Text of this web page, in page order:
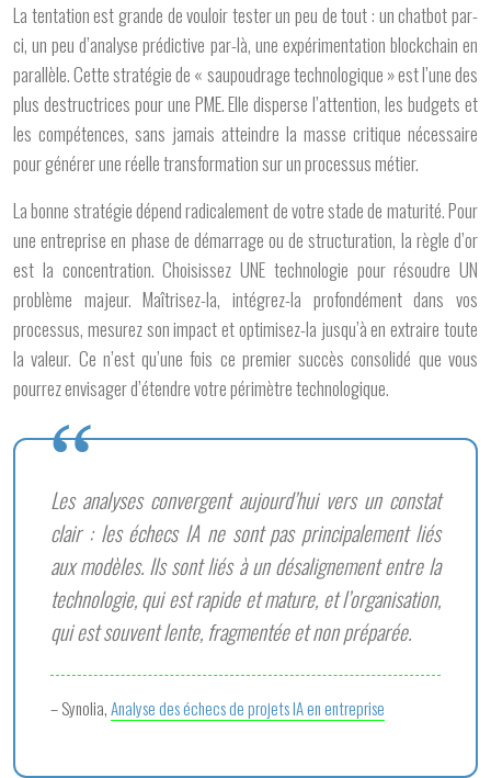
La tentation est grande de vouloir tester un peu de tout : un chatbot par-
ci, un peu d’analyse prédictive par-là, une expérimentation blockchain en
parallèle. Cette stratégie de « saupoudrage technologique » est l’une des
plus destructrices pour une PME. Elle disperse l’attention, les budgets et
les compétences, sans jamais atteindre la masse critique nécessaire
pour générer une réelle transformation sur un processus métier.
La bonne stratégie dépend radicalement de votre stade de maturité. Pour
une entreprise en phase de démarrage ou de structuration, la règle d’or
est la concentration. Choisissez UNE technologie pour résoudre UN
problème majeur. Maîtrisez-la, intégrez-la profondément dans vos
processus, mesurez son impact et optimisez-la jusqu’à en extraire toute
la valeur. Ce n’est qu’une fois ce premier succès consolidé que vous
pourrez envisager d’étendre votre périmètre technologique.
Les analyses convergent aujourd’hui vers un constat
clair : les échecs IA ne sont pas principalement liés
aux modèles. Ils sont liés à un désalignement entre la
technologie, qui est rapide et mature, et l’organisation,
qui est souvent lente, fragmentée et non préparée.
– Synolia,Analyse des échecs de projets IA en entreprise